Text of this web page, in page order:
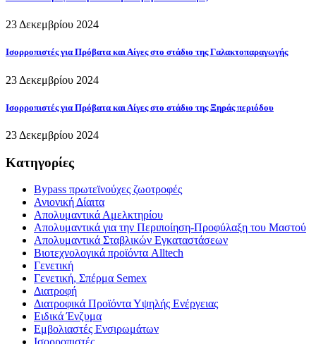
23 Δεκεμβρίου 2024
Ισορροπιστές για Πρόβατα και Αίγες στο στάδιο της Γαλακτοπαραγωγής
23 Δεκεμβρίου 2024
Ισορροπιστές για Πρόβατα και Αίγες στο στάδιο της Ξηράς περιόδου
23 Δεκεμβρίου 2024
Κατηγορίες
Bypass πρωτεϊνούχες ζωοτροφές
Ανιονική Δίαιτα
Απολυμαντικά Αμελκτηρίου
Απολυμαντικά για την Περιποίηση-Προφύλαξη του Μαστού
Απολυμαντικά Σταβλικών Εγκαταστάσεων
Βιοτεχνολογικά προϊόντα Alltech
Γενετική
Γενετική, Σπέρμα Semex
Διατροφή
Διατροφικά Προϊόντα Υψηλής Ενέργειας
Ειδικά Ένζυμα
Εμβολιαστές Ενσιρωμάτων